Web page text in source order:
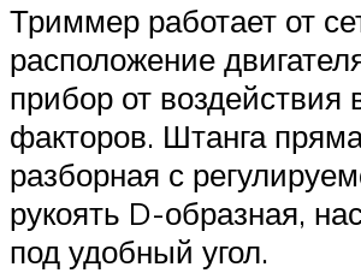
Триммер работает от
расположение
прибор от воздействия
факторов. Штанга
разборная с
рукоять D-образная,
под удобный угол.